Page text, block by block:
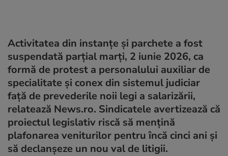
Activitatea din instanțe și parchete a fost
suspendată parțial marți, 2 iunie 2026, ca
formă de protest a personalului auxiliar de
specialitate și conex din sistemul judiciar
față de prevederile noii legi a salarizării,
relatează News.ro. Sindicatele avertizează că
proiectul legislativ riscă să mențină
plafonarea veniturilor pentru încă cinci ani și
să declanșeze un nou val de litigii.